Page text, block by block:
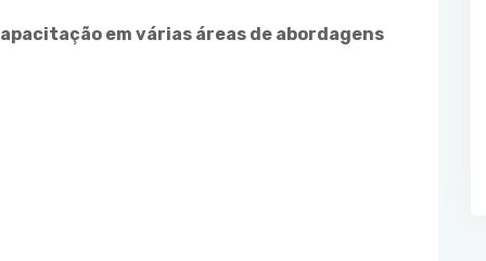
em várias áreas de abordagens